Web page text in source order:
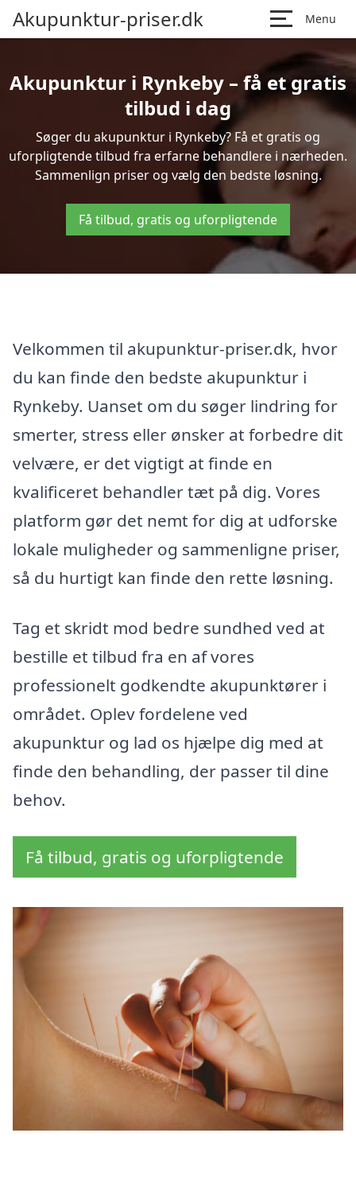
Akupunktur-priser.dk Menu
Akupunktur i Rynkeby – få et gratis
tilbud i dag
Søger du akupunktur i Rynkeby? Få et gratis og
uforpligtende tilbud fra erfarne behandlere i nærheden.
Sammenlign priser og vælg den bedste løsning.
Få tilbud, gratis og uforpligtende
Velkommen til akupunktur-priser.dk, hvor
du kan finde den bedste akupunktur i
Rynkeby. Uanset om du søger lindring for
smerter, stress eller ønsker at forbedre dit
velvære, er det vigtigt at finde en
kvalificeret behandler tæt på dig. Vores
platform gør det nemt for dig at udforske
lokale muligheder og sammenligne priser,
så du hurtigt kan finde den rette løsning.
Tag et skridt mod bedre sundhed ved at
bestille et tilbud fra en af vores
professionelt godkendte akupunktører i
området. Oplev fordelene ved
akupunktur og lad os hjælpe dig med at
finde den behandling, der passer til dine
behov.
Få tilbud, gratis og uforpligtende